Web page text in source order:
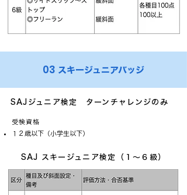
03 スキージュニアバッジ
SAJジュニア検定 ターンチャレンジのみ
受検資格
​１２歳以下（小学生以下）
SAJ スキージュニア検定（１～６級）